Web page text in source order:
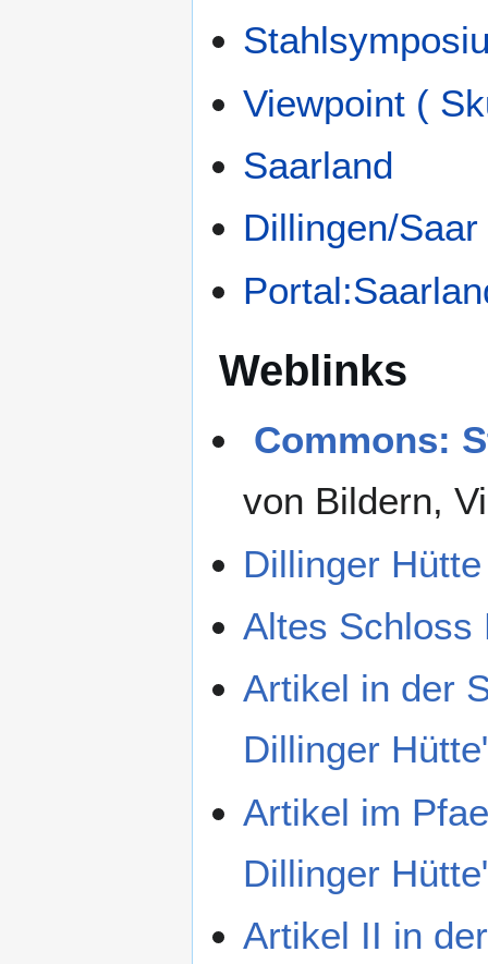
Viewpoint (
Saarland
Dillingen/Saar
Weblinks
Commons:
von Bildern,
Dillinger Hütte
Altes Schloss
Artikel in der
Dillinger
Artikel im
Dillinger
Artikel II in